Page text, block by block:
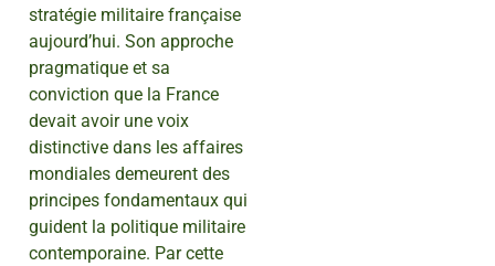
stratégie militaire française
aujourd’hui. Son approche
pragmatique et sa
conviction que la France
devait avoir une voix
distinctive dans les affaires
mondiales demeurent des
principes fondamentaux qui
guident la politique militaire
contemporaine. Par cette